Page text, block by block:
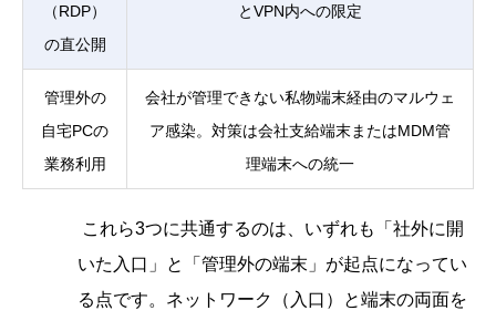
（RDP）
の直公開
とVPN内への限定
管理外の
自宅PCの
業務利用
会社が管理できない私物端末経由のマルウェ
ア感染。対策は会社支給端末またはMDM管
理端末への統一
これら3つに共通するのは、いずれも「社外に開
いた入口」と「管理外の端末」が起点になってい
る点です。ネットワーク（入口）と端末の両面を